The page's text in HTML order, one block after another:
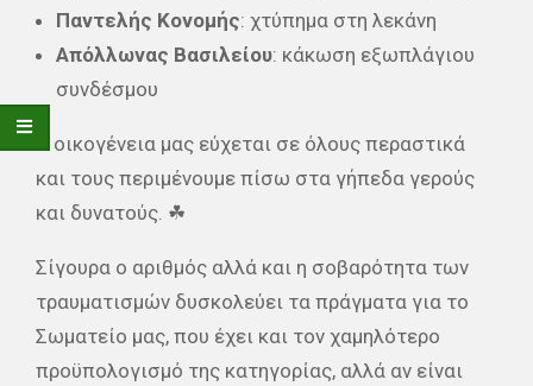
Παντελής Κονομής: χτύπημα στη λεκάνη
Απόλλωνας Βασιλείου: κάκωση εξωπλάγιου
συνδέσμου
Η οικογένεια μας εύχεται σε όλους περαστικά
και τους περιμένουμε πίσω στα γήπεδα γερούς
και δυνατούς. ☘
Σίγουρα ο αριθμός αλλά και η σοβαρότητα των
τραυματισμών δυσκολεύει τα πράγματα για το
Σωματείο μας, που έχει και τον χαμηλότερο
προϋπολογισμό της κατηγορίας, αλλά αν είναι